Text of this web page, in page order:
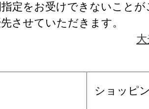
定をお受けできないこと
させていただきます。
ショッピ